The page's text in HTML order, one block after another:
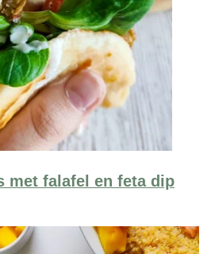
met falafel en feta dip